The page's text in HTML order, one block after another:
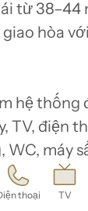
từ 38–44
hòa
hệ thống
TV, điện
WC, máy
thoại TV